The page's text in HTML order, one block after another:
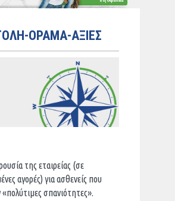
ΟΡΑΜΑ-ΑΞΙΕΣ
της εταιρείας (σε
αγορές) για ασθενείς που
σπανιότητες».